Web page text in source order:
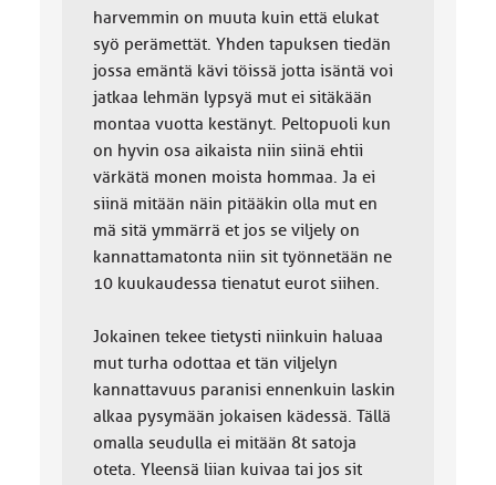
harvemmin on muuta kuin että elukat
syö perämettät. Yhden tapuksen tiedän
jossa emäntä kävi töissä jotta isäntä voi
jatkaa lehmän lypsyä mut ei sitäkään
montaa vuotta kestänyt. Peltopuoli kun
on hyvin osa aikaista niin siinä ehtii
värkätä monen moista hommaa. Ja ei
siinä mitään näin pitääkin olla mut en
mä sitä ymmärrä et jos se viljely on
kannattamatonta niin sit työnnetään ne
10 kuukaudessa tienatut eurot siihen.
Jokainen tekee tietysti niinkuin haluaa
mut turha odottaa et tän viljelyn
kannattavuus paranisi ennenkuin laskin
alkaa pysymään jokaisen kädessä. Tällä
omalla seudulla ei mitään 8t satoja
oteta. Yleensä liian kuivaa tai jos sit